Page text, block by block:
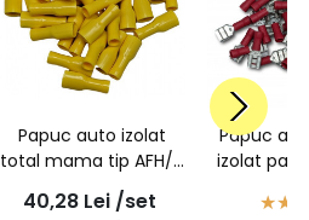
Papuc auto izolat
total mama tip AFH/A
6 - 100buc/set
40,28 Lei /set
Papuc
izolat